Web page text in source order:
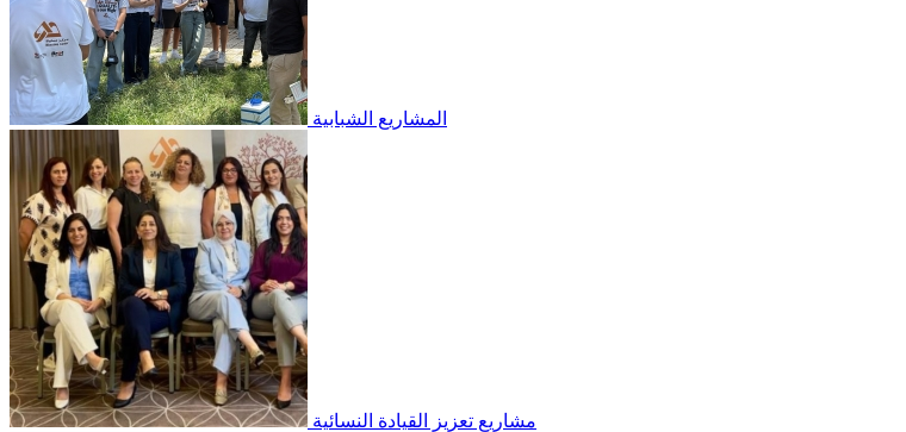
المشاريع الشبابية
مشاريع تعزيز القيادة النسائية